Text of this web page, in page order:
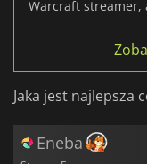
Warcraft streamer,
Jaka jest najlepsza
Eneba